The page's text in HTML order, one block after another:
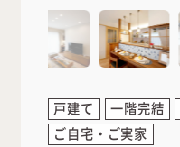
戸建て 一階完結
ご自宅・ご実家